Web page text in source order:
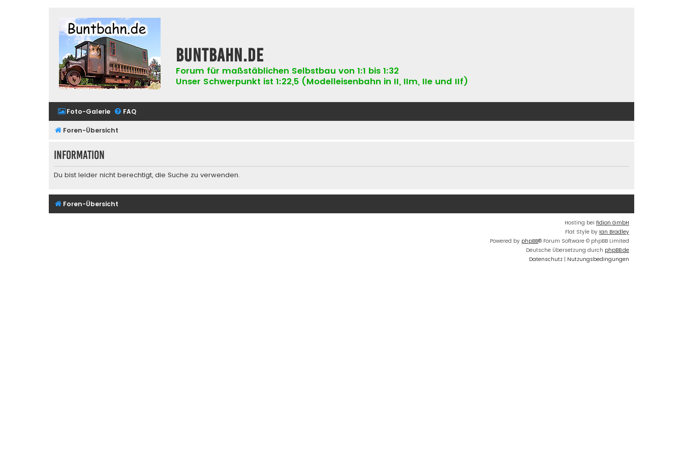
buntbahn.de
Forum für maßstäblichen Selbstbau von 1:1 bis 1:32
Unser Schwerpunkt ist 1:22,5 (Modelleisenbahn in II, IIm, IIe und IIf)
Foto-Galerie FAQ
Foren-Übersicht
Information
Du bist leider nicht berechtigt, die Suche zu verwenden.
Foren-Übersicht
Hosting bei fidion GmbH
Flat Style by Ian Bradley
Powered by phpBB® Forum Software © phpBB Limited
Deutsche Übersetzung durch phpBB.de
Datenschutz | Nutzungsbedingungen